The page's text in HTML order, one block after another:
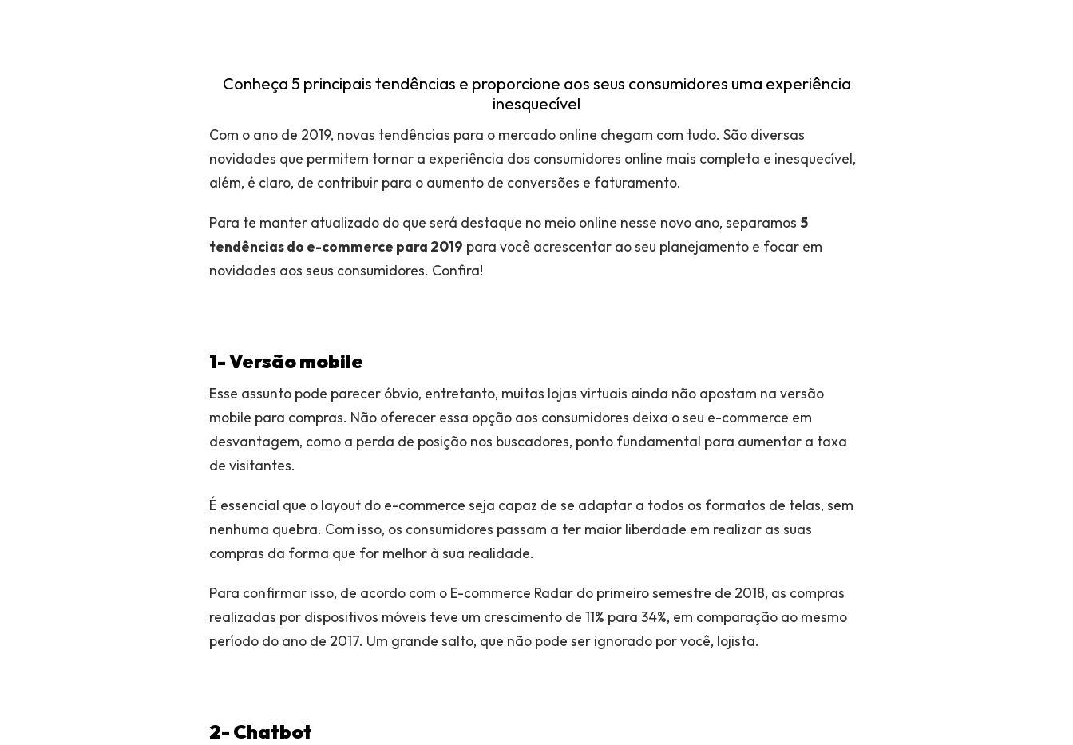
Conheça 5 principais tendências e proporcione aos seus consumidores uma experiência
inesquecível
Com o ano de 2019, novas tendências para o mercado online chegam com tudo. São diversas
novidades que permitem tornar a experiência dos consumidores online mais completa e inesquecível,
além, é claro, de contribuir para o aumento de conversões e faturamento.
Para te manter atualizado do que será destaque no meio online nesse novo ano, separamos 5
tendências do e-commerce para 2019 para você acrescentar ao seu planejamento e focar em
novidades aos seus consumidores. Confira!
1- Versão mobile
Esse assunto pode parecer óbvio, entretanto, muitas lojas virtuais ainda não apostam na versão
mobile para compras. Não oferecer essa opção aos consumidores deixa o seu e-commerce em
desvantagem, como a perda de posição nos buscadores, ponto fundamental para aumentar a taxa
de visitantes.
É essencial que o layout do e-commerce seja capaz de se adaptar a todos os formatos de telas, sem
nenhuma quebra. Com isso, os consumidores passam a ter maior liberdade em realizar as suas
compras da forma que for melhor à sua realidade.
Para confirmar isso, de acordo com o E-commerce Radar do primeiro semestre de 2018, as compras
realizadas por dispositivos móveis teve um crescimento de 11% para 34%, em comparação ao mesmo
período do ano de 2017. Um grande salto, que não pode ser ignorado por você, lojista.
2- Chatbot